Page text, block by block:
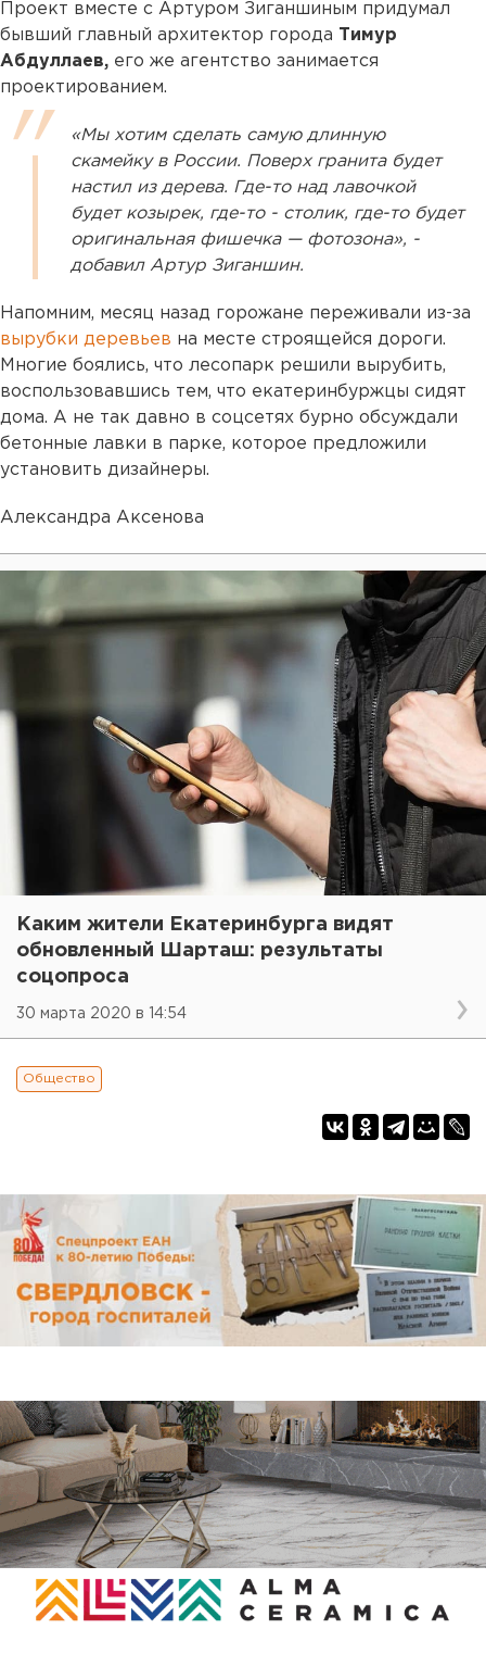
Проект вместе с Артуром Зиганшиным придумал
бывший главный архитектор города Тимур
Абдуллаев, его же агентство занимается
проектированием.
«Мы хотим сделать самую длинную
скамейку в России. Поверх гранита будет
настил из дерева. Где-то над лавочкой
будет козырек, где-то - столик, где-то будет
оригинальная фишечка — фотозона», -
добавил Артур Зиганшин.
Напомним, месяц назад горожане переживали из-за
вырубки деревьев на месте строящейся дороги.
Многие боялись, что лесопарк решили вырубить,
воспользовавшись тем, что екатеринбуржцы сидят
дома. А не так давно в соцсетях бурно обсуждали
бетонные лавки в парке, которое предложили
установить дизайнеры.
Александра Аксенова
Каким жители Екатеринбурга видят
обновленный Шарташ: результаты
соцопроса
30 марта 2020 в 14:54
Общество